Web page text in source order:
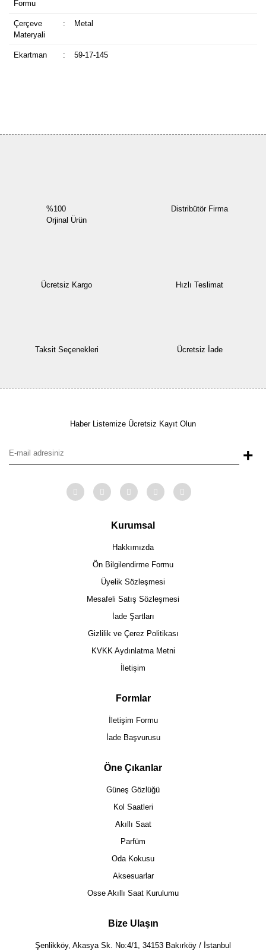
Formu
Çerçeve
Materyali
: Metal
Ekartman : 59-17-145
%100
Orjinal Ürün
Distribütör Firma
Ücretsiz Kargo Hızlı Teslimat
Taksit Seçenekleri Ücretsiz İade
Haber Listemize Ücretsiz Kayıt Olun
+
Kurumsal
Hakkımızda
Ön Bilgilendirme Formu
Üyelik Sözleşmesi
Mesafeli Satış Sözleşmesi
İade Şartları
Gizlilik ve Çerez Politikası
KVKK Aydınlatma Metni
İletişim
Formlar
İletişim Formu
İade Başvurusu
Öne Çıkanlar
Güneş Gözlüğü
Kol Saatleri
Akıllı Saat
Parfüm
Oda Kokusu
Aksesuarlar
Osse Akıllı Saat Kurulumu
Bize Ulaşın
Şenlikköy, Akasya Sk. No:4/1, 34153 Bakırköy / İstanbul